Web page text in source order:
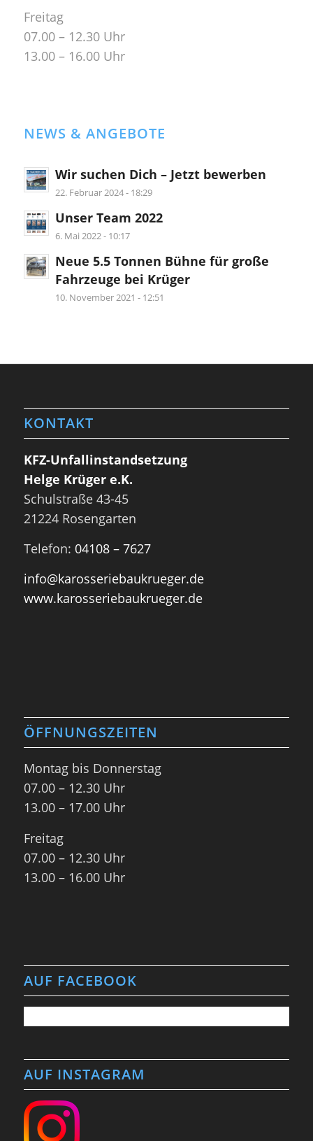
Freitag
07.00 – 12.30 Uhr
13.00 – 16.00 Uhr
NEWS & ANGEBOTE
Wir suchen Dich – Jetzt bewerben
22. Februar 2024 - 18:29
Unser Team 2022
6. Mai 2022 - 10:17
Neue 5.5 Tonnen Bühne für große
Fahrzeuge bei Krüger
10. November 2021 - 12:51
KONTAKT
KFZ-Unfallinstandsetzung
Helge Krüger e.K.
Schulstraße 43-45
21224 Rosengarten
Telefon: 04108 – 7627
info@karosseriebaukrueger.de
www.karosseriebaukrueger.de
ÖFFNUNGSZEITEN
Montag bis Donnerstag
07.00 – 12.30 Uhr
13.00 – 17.00 Uhr
Freitag
07.00 – 12.30 Uhr
13.00 – 16.00 Uhr
AUF FACEBOOK
AUF INSTAGRAM